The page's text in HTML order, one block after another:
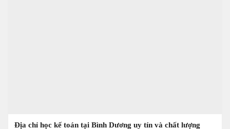
Địa chỉ học kế toán tại Bình Dương uy tín và chất lượng